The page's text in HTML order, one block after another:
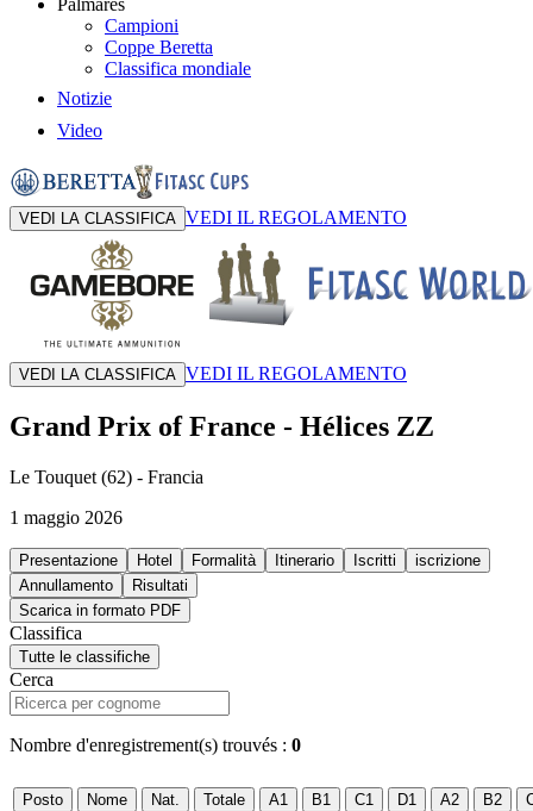
Palmares
Campioni
Coppe Beretta
Classifica mondiale
Notizie
Video
VEDI LA CLASSIFICA VEDI IL REGOLAMENTO
VEDI LA CLASSIFICA VEDI IL REGOLAMENTO
Grand Prix of France - Hélices ZZ
Le Touquet (62) - Francia
1 maggio 2026
Presentazione Hotel Formalità Itinerario Iscritti
iscrizione
Annullamento
Risultati
Scarica in formato PDF
Classifica
Tutte le classifiche
Cerca
Nombre d'enregistrement(s) trouvés : 0
Posto Nome Nat. Totale A1 B1 C1 D1 A2 B2